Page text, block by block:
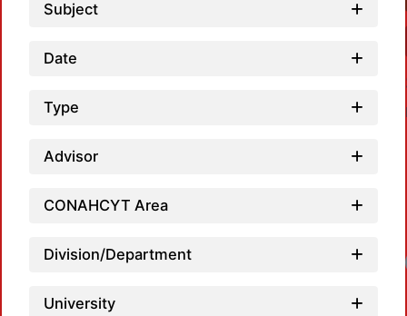
Subject
Date
Type
Advisor
CONAHCYT Area
Division/Department
University